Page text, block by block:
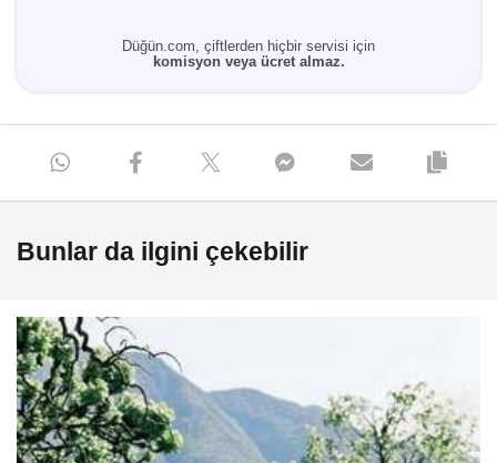
Düğün.com, çiftlerden hiçbir servisi için
komisyon veya ücret almaz.
Bunlar da ilgini çekebilir